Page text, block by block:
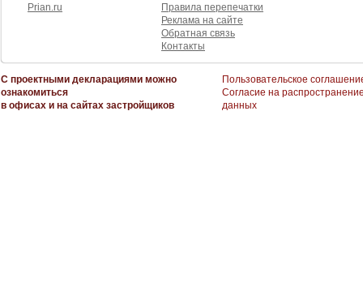
Prian.ru
Правила перепечатки
Реклама на сайте
Обратная связь
Контакты
С проектными декларациями можно
ознакомиться
в офисах и на сайтах застройщиков
Пользовательское
Согласие на
данных